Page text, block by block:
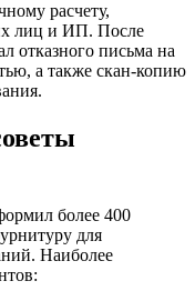
расчету,
лиц и ИП. После
отказного письма на
а также скан-копию
более 400
для
Наиболее